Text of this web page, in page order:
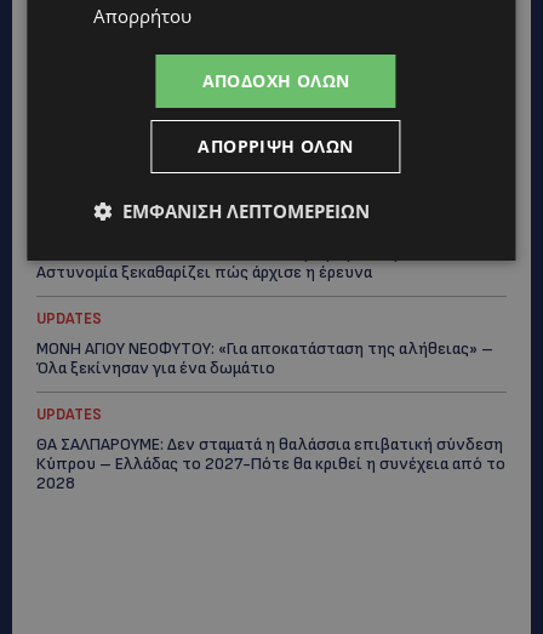
ΕΛΕΝΑ ΠΑΠΑΔΟΠΟΥΛΟΥ: Από τη σκηνή στην Αντιπροεδρία του
ΘΟΚ – «Μεγάλη τιμή και μεγάλη ευθύνη»
ARLA PROTEIN: Συνεχίζει να καινοτομεί με το Arla Protein Food
UPDATES
Αστυνομία ξεκαθαρίζει πώς άρχισε η έρευνα
UPDATES
ΜΟΝΗ ΑΓΙΟΥ ΝΕΟΦΥΤΟΥ: «Για αποκατάσταση της αλήθειας» –
Όλα ξεκίνησαν για ένα δωμάτιο
UPDATES
ΘΑ ΣΑΛΠΑΡΟΥΜΕ: Δεν σταματά η θαλάσσια επιβατική σύνδεση
Κύπρου – Ελλάδας το 2027-Πότε θα κριθεί η συνέχεια από το
2028
Απορρήτου
ΑΠΟΔΟΧΉ ΌΛΩΝ
ΑΠΌΡΡΙΨΗ ΌΛΩΝ
ΕΜΦΆΝΙΣΗ ΛΕΠΤΟΜΕΡΕΙΏΝ